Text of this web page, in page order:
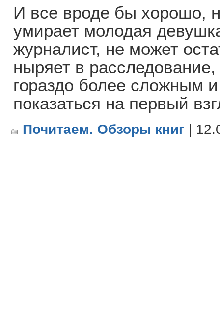
И все вроде бы хорошо,
умирает молодая
журналист, не может
ныряет в расследование,
гораздо более сложным
показаться на первый
Почитаем. Обзоры книг |